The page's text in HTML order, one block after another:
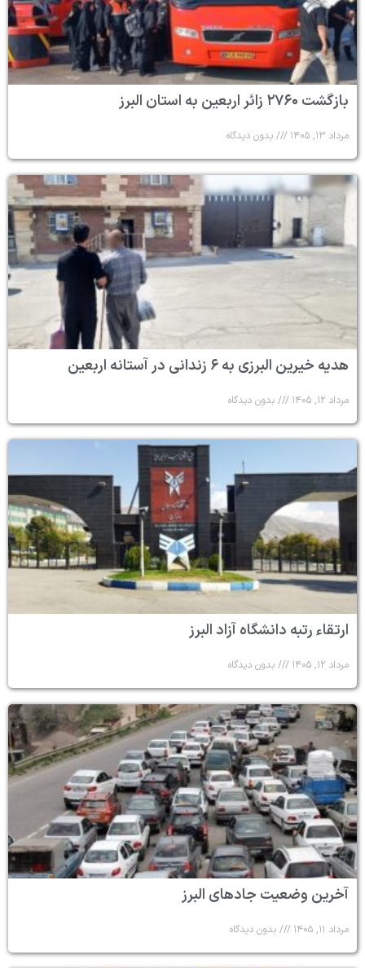
بازگشت ۲۷۶۰ زائر اربعین به استان البرز
مرداد ۱۳, ۱۴۰۵ بدون دیدگاه
هدیه خیرین البرزی به ۶ زندانی در آستانه اربعین
مرداد ۱۲, ۱۴۰۵ بدون دیدگاه
ارتقاء رتبه دانشگاه آزاد البرز
مرداد ۱۲, ۱۴۰۵ بدون دیدگاه
آخرین وضعیت جادهای البرز
مرداد ۱۱, ۱۴۰۵ بدون دیدگاه